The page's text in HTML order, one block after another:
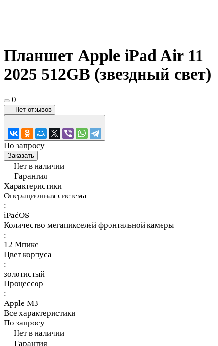
Планшет Apple iPad Air 11
2025 512GB (звездный свет)
0
Нет отзывов
По запросу
Заказать
Нет в наличии
Гарантия
Характеристики
Операционная система
:
iPadOS
Количество мегапикселей фронтальной камеры
:
12 Мпикс
Цвет корпуса
:
золотистый
Процессор
:
Apple M3
Все характеристики
По запросу
Нет в наличии
Гарантия